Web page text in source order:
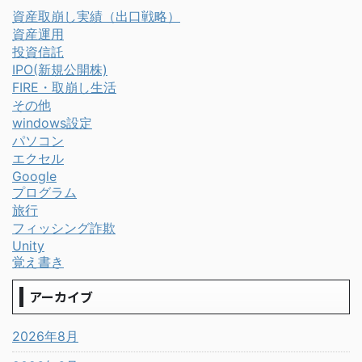
資産取崩し実績（出口戦略）
資産運用
投資信託
IPO(新規公開株)
FIRE・取崩し生活
その他
windows設定
パソコン
エクセル
Google
プログラム
旅行
フィッシング詐欺
Unity
覚え書き
アーカイブ
2026年8月